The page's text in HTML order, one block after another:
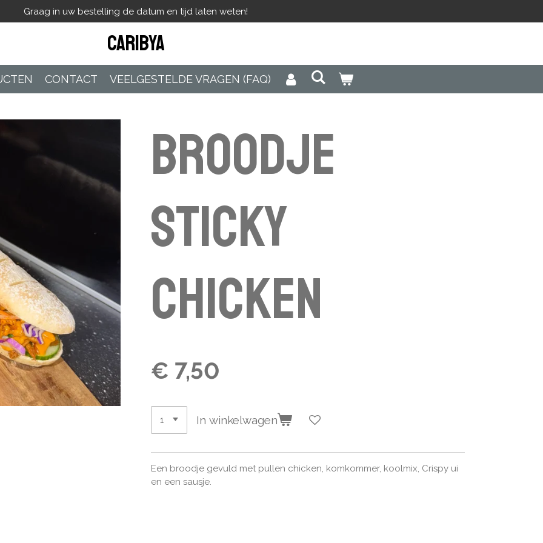
Graag in uw bestelling de datum en tijd laten weten!
Caribya
CONTACT VEELGESTELDE VRAGEN (FAQ)
Broodje
sticky
chicken
€ 7,50
In winkelwagen
Een broodje gevuld met pullen chicken, komkommer, koolmix, Crispy ui
en een sausje.